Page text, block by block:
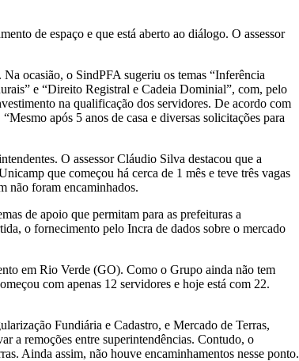
de espaço e que está aberto ao diálogo. O assessor
ocasião, o SindPFA sugeriu os temas “Inferência
e “Direito Registral e Cadeia Dominial”, com, pelo
na qualificação dos servidores. De acordo com
após 5 anos de casa e diversas solicitações para
O assessor Cláudio Silva destacou que a
que começou há cerca de 1 mês e teve três vagas
não foram encaminhados.
de apoio que permitam para as prefeituras a
o fornecimento pelo Incra de dados sobre o mercado
em Rio Verde (GO). Como o Grupo ainda não tem
com apenas 12 servidores e hoje está com 22.
Fundiária e Cadastro, e Mercado de Terras,
a remoções entre superintendências. Contudo, o
Ainda assim, não houve encaminhamentos nesse ponto.